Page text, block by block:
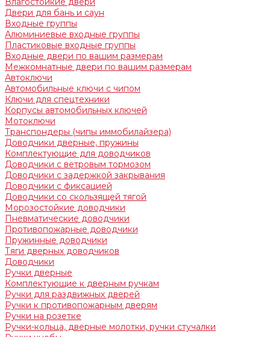
Двери для бань и саун
Входные группы
Алюминиевые входные группы
Пластиковые входные группы
Входные двери по вашим размерам
Межкомнатные двери по вашим размерам
Автоключи
Автомобильные ключи с чипом
Ключи для спецтехники
Корпусы автомобильных ключей
Мотоключи
Транспондеры (чипы иммобилайзера)
Доводчики дверные, пружины
Комплектующие для доводчиков
Доводчики с ветровым тормозом
Доводчики с задержкой закрывания
Доводчики с фиксацией
Доводчики со скользящей тягой
Морозостойкие доводчики
Пневматические доводчики
Противопожарные доводчики
Пружинные доводчики
Тяги дверных доводчиков
Доводчики
Ручки дверные
Комплектующие к дверным ручкам
Ручки для раздвижных дверей
Ручки к противопожарным дверям
Ручки на розетке
Ручки-кольца, дверные молотки, ручки стучалки